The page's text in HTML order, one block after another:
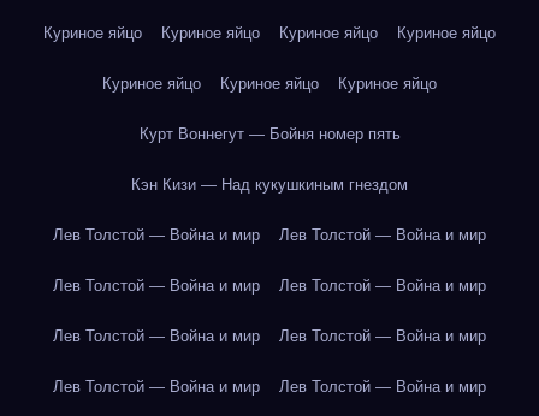
Куриное яйцо Куриное яйцо Куриное яйцо Куриное яйцо
Куриное яйцо Куриное яйцо Куриное яйцо
Курт Воннегут — Бойня номер пять
Кэн Кизи — Над кукушкиным гнездом
Лев Толстой — Война и мир Лев Толстой — Война и мир
Лев Толстой — Война и мир Лев Толстой — Война и мир
Лев Толстой — Война и мир Лев Толстой — Война и мир
Лев Толстой — Война и мир Лев Толстой — Война и мир